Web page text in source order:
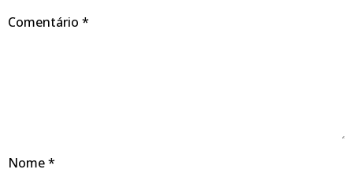
Comentário *
Nome*